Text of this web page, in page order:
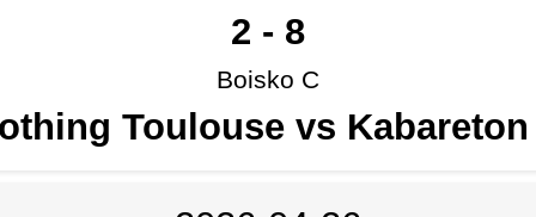
2 - 8
Boisko C
Toulouse vs Kabareton